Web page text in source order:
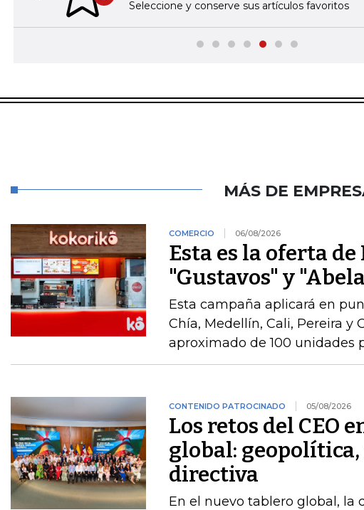
Seleccione y conserve sus artículos favoritos
MÁS DE
COMERCIO 06/08/2026
Esta es la oferta
"Gustavos" y
Esta campaña aplicará en
Chía, Medellín, Cali, Pereira y
aproximado de 100 unidades
CONTENIDO PATROCINADO 05/08/2026
Los retos del CEO
global:
directiva
En el nuevo tablero global, la